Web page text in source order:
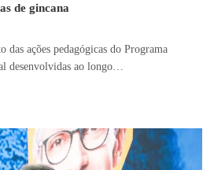
de gincana
das ações pedagógicas do Programa
desenvolvidas ao longo…